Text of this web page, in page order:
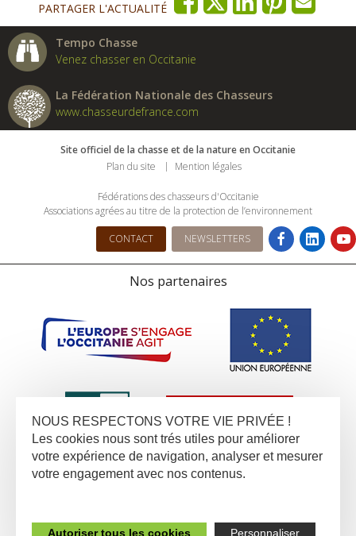
PARTAGER L'ACTUALITÉ
Tempo Chasse
Venez chasser en Occitanie
La Fédération Nationale des Chasseurs
www.chasseurdefrance.com
Site officiel de la chasse et de la nature en Occitanie
Plan du site
Mention légales
Fédérations des chasseurs d'Occitanie
Associations agrées au titre de la protection de l’environnement
CONTACT NEWSLETTERS
Nos partenaires
NOUS RESPECTONS VOTRE VIE PRIVÉE !
Les cookies nous sont trés utiles pour améliorer
votre expérience de navigation, analyser et mesurer
votre engagement avec nos contenus.
Autoriser tous les cookies Personnaliser